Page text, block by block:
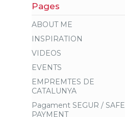
Pages
ABOUT ME
INSPIRATION
VIDEOS
EVENTS
EMPREMTES DE
CATALUNYA
Pagament SEGUR / SAFE
PAYMENT